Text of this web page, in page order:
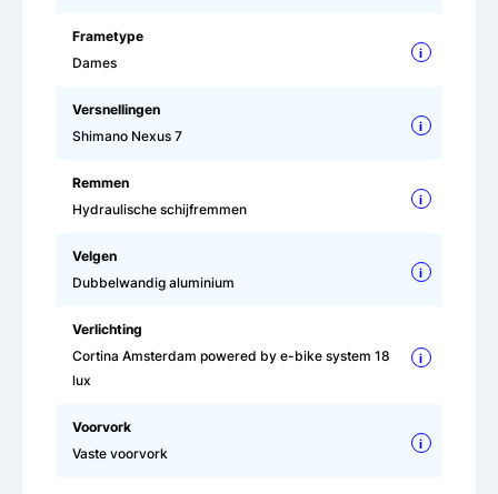
Frametype
Dames
i
Versnellingen
Shimano Nexus 7
i
Remmen
Hydraulische schijfremmen
i
Velgen
Dubbelwandig aluminium
i
Verlichting
Cortina Amsterdam powered by e-bike system 18
lux
i
Voorvork
Vaste voorvork
i